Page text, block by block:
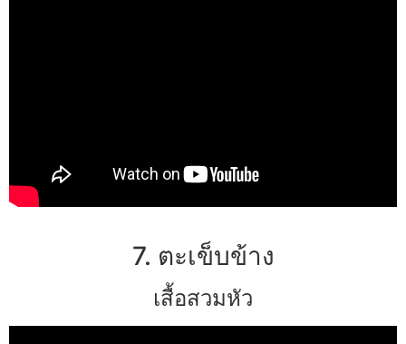
7. ตะเข็บข้าง
เสื้อสวมหัว